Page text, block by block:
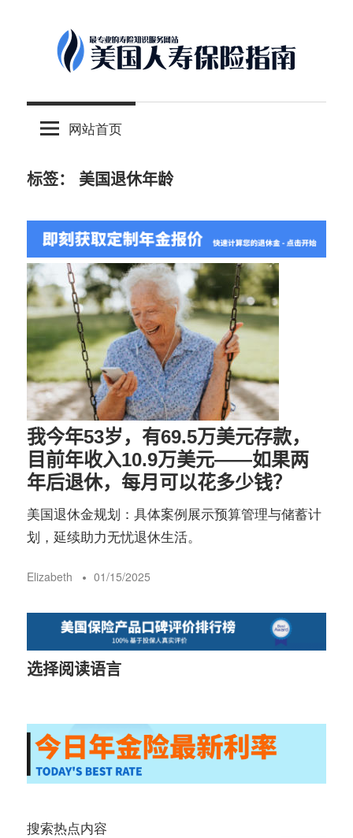
content
美
寿
保
险
指
南
©️
最
的
国
险
理
财
服
务
社
区
网站首页
标签： 美国退休年龄
我今年53岁，有69.5万美元存款，
目前年收入10.9万美元——如果两
年后退休，每月可以花多少钱？
美国退休金规划：具体案例展示预算管理与储蓄计
划，延续助力无忧退休生活。
Elizabeth 01/15/2025
选择阅读语言
搜索热点内容